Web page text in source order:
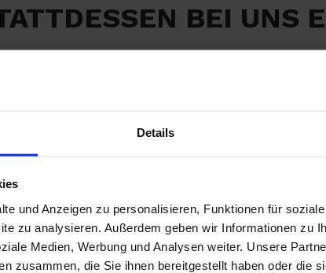
Details
und Anzeigen zu personalisieren, Funktionen für
zu analysieren. Außerdem geben wir Informationen zu
Medien, Werbung und Analysen weiter. Unsere
zusammen, die Sie ihnen bereitgestellt haben oder die
BEI UNS
EINEN NEUEN JOB!